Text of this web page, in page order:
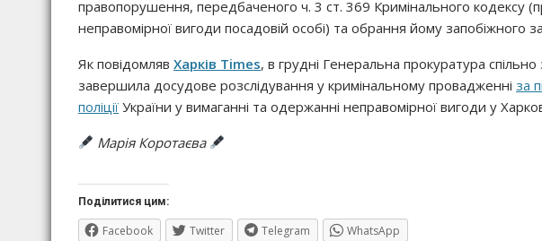
правопорушення, передбаченого ч. 3 ст. 369 Кримінального кодексу
неправомірної вигоди посадовій особі) та обрання йому запобіжного
Як повідомляв Харків Times, в грудні Генеральна прокуратура
завершила досудове розслідування у кримінальному провадженні за
поліції України у вимаганні та одержанні неправомірної вигоди у
Марія Коротаєва
Поділитися цим:
Facebook Twitter Telegram WhatsApp